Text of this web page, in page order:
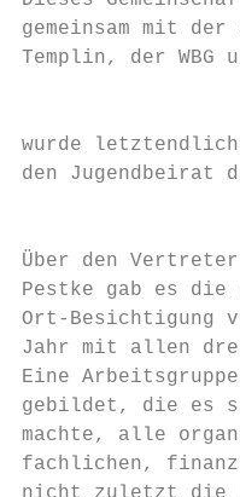
gemeinsam mit der
Templin, der WBG
wurde
den Jugendbeirat
Über den
Pestke gab es
Ort-Besichtigung
Jahr mit allen
Eine
gebildet, die es
machte, alle
fachlichen,